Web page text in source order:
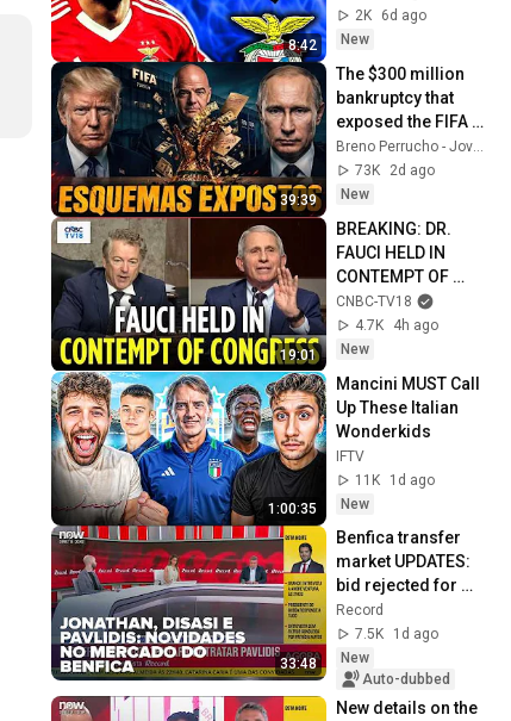
8:42
2K
6d ago
New
39:39
The $300 million
bankruptcy that
exposed the FIFA
mafia.
73K
2d ago
New
19:01
BREAKING: DR.
FAUCI HELD IN
CONTEMPT OF
CONGRESS by Rand
Paul's Committee,
8-5 VOTE | N18G
CNBC-TV18
4.7K
4h ago
New
1:00:35
Mancini MUST Call
Up These Italian
Wonderkids
IFTV
11K
1d ago
New
33:48
Benfica transfer
market UPDATES:
bid rejected for
Pavlidis, Jonathan
too expensive, and
Disasi co...
Record
7.5K
1d ago
New
Auto-dubbed
New details on the